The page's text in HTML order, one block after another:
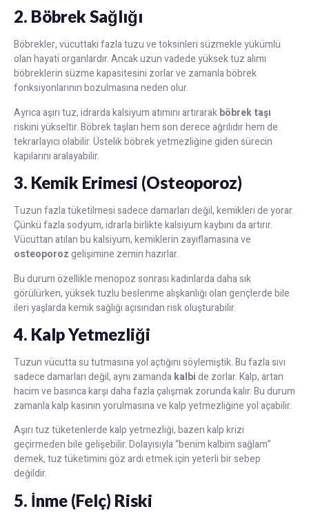
2. Böbrek Sağlığı
Böbrekler, vücuttaki fazla tuzu ve toksinleri süzmekle yükümlü
olan hayati organlardır. Ancak uzun vadede yüksek tuz alımı
böbreklerin süzme kapasitesini zorlar ve zamanla böbrek
fonksiyonlarının bozulmasına neden olur.
Ayrıca aşırı tuz, idrarda kalsiyum atımını artırarakböbrek taşı
riskini yükseltir. Böbrek taşları hem son derece ağrılıdır hem de
tekrarlayıcı olabilir. Üstelik böbrek yetmezliğine giden sürecin
kapılarını aralayabilir.
3. Kemik Erimesi (Osteoporoz)
Tuzun fazla tüketilmesi sadece damarları değil, kemikleri de yorar.
Çünkü fazla sodyum, idrarla birlikte kalsiyum kaybını da artırır.
Vücuttan atılan bu kalsiyum, kemiklerin zayıflamasına ve
osteoporozgelişimine zemin hazırlar.
Bu durum özellikle menopoz sonrası kadınlarda daha sık
görülürken, yüksek tuzlu beslenme alışkanlığı olan gençlerde bile
ileri yaşlarda kemik sağlığı açısından risk oluşturabilir.
4. Kalp Yetmezliği
Tuzun vücutta su tutmasına yol açtığını söylemiştik. Bu fazla sıvı
sadece damarları değil, aynı zamandakalbide zorlar. Kalp, artan
hacim ve basınca karşı daha fazla çalışmak zorunda kalır. Bu durum
zamanla kalp kasının yorulmasına ve kalp yetmezliğine yol açabilir.
Aşırı tuz tüketenlerde kalp yetmezliği, bazen kalp krizi
geçirmeden bile gelişebilir. Dolayısıyla “benim kalbim sağlam”
demek, tuz tüketimini göz ardı etmek için yeterli bir sebep
değildir.
5. İnme (Felç) Riski